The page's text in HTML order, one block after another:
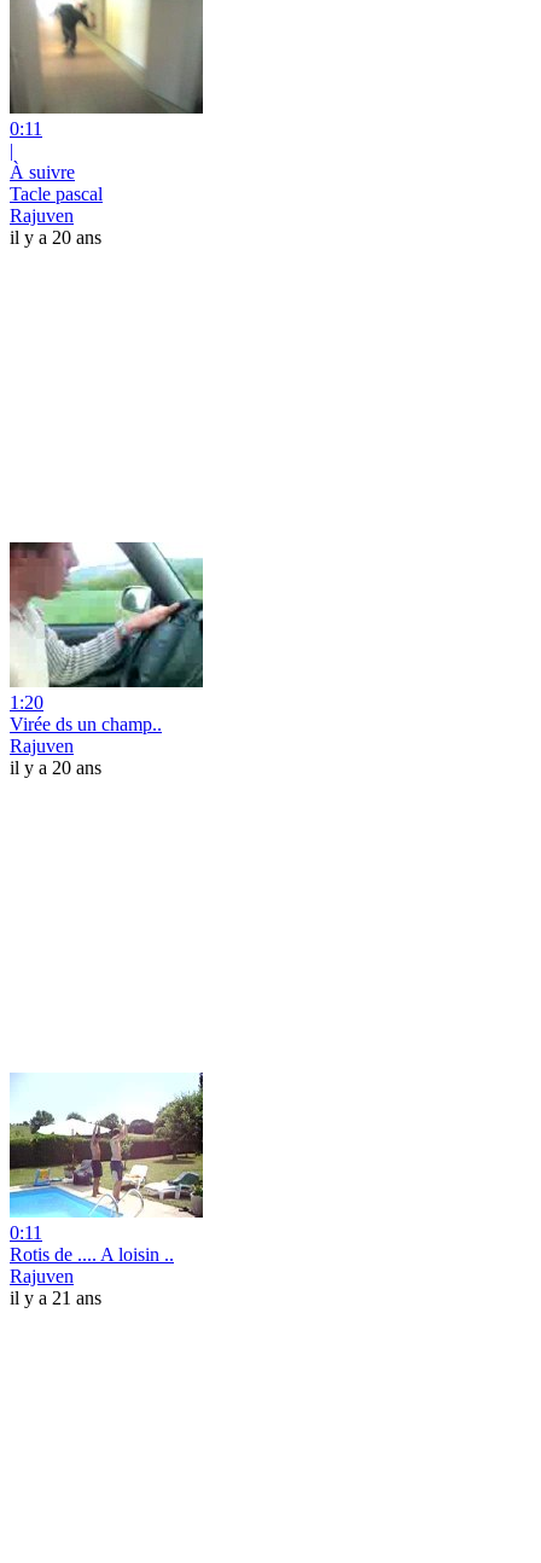
0:11
|
À suivre
Tacle pascal
Rajuven
il y a 20 ans
1:20
Virée ds un champ..
Rajuven
il y a 20 ans
0:11
Rotis de .... A loisin ..
Rajuven
il y a 21 ans